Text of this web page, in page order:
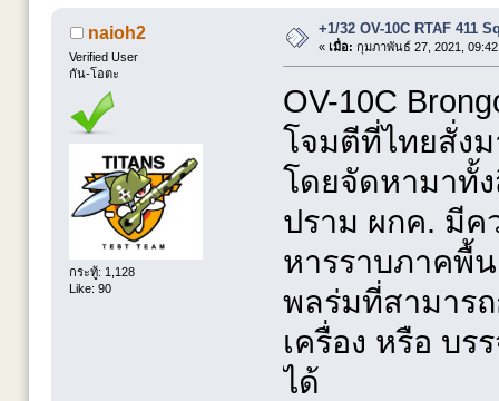
naioh2
Verified User
กัน-โอตะ
กระทู้: 1,128
Like: 90
+1/32 OV-10C RTAF 411
« เมื่อ: กุมภาพันธ์ 27, 2021,
OV-10C
โจมตีที่ไทยสั่ง
โดยจัดหามาทั้
ปราม ผกค. มี
หารราบภาคพื้
พลร่มที่สามาร
เครื่อง หรือ บร
ได้